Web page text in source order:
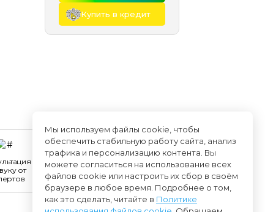
от
Купить в кредит
Мы используем файлы cookie, чтобы
обеспечить стабильную работу сайта, анализ
трафика и персонализацию контента. Вы
можете согласиться на использование всех
файлов cookie или настроить их сбор в своём
браузере в любое время. Подробнее о том,
как это сделать, читайте в Политике